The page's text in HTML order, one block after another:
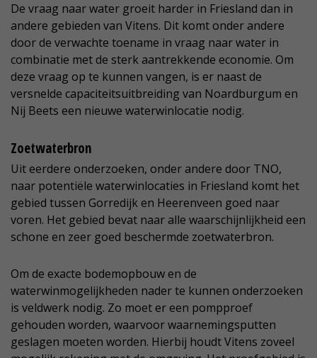
De vraag naar water groeit harder in Friesland dan in
andere gebieden van Vitens. Dit komt onder andere
door de verwachte toename in vraag naar water in
combinatie met de sterk aantrekkende economie. Om
deze vraag op te kunnen vangen, is er naast de
versnelde capaciteitsuitbreiding van Noardburgum en
Nij Beets een nieuwe waterwinlocatie nodig.
Zoetwaterbron
Uit eerdere onderzoeken, onder andere door TNO,
naar potentiële waterwinlocaties in Friesland komt het
gebied tussen Gorredijk en Heerenveen goed naar
voren. Het gebied bevat naar alle waarschijnlijkheid een
schone en zeer goed beschermde zoetwaterbron.
Om de exacte bodemopbouw en de
waterwinmogelijkheden nader te kunnen onderzoeken
is veldwerk nodig. Zo moet er een pompproef
gehouden worden, waarvoor waarnemingsputten
geslagen moeten worden. Hierbij houdt Vitens zoveel